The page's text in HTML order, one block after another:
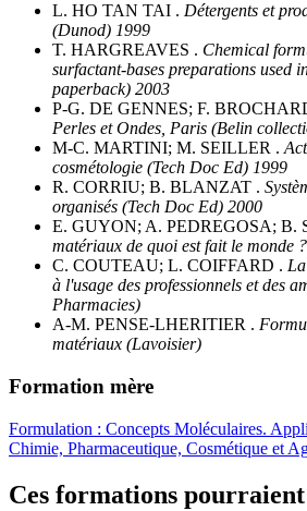
L. HO TAN TAI . Détergents et
(Dunod) 1999
T. HARGREAVES . Chemical
surfactant-bases preparations used
paperback) 2003
P-G. DE GENNES; F.
Perles et Ondes, Paris (Belin
M-C. MARTINI; M. SEILLER .
cosmétologie (Tech Doc Ed) 1999
R. CORRIU; B. BLANZAT .
organisés (Tech Doc Ed) 2000
E. GUYON; A. PEDREGOSA; B.
matériaux de quoi est fait le monde
C. COUTEAU; L. COIFFARD .
à l'usage des professionnels et des
Pharmacies)
A-M. PENSE-LHERITIER .
matériaux (Lavoisier)
Formation mère
Formulation : Concepts Moléculaires.
Chimie, Pharmaceutique, Cosmétique et
Ces formations